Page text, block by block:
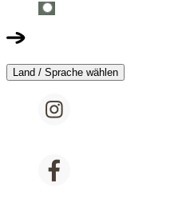
Land / Sprache wählen